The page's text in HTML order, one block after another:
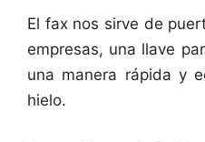
El fax nos sirve de
empresas, una llave
una manera rápida y
hielo.